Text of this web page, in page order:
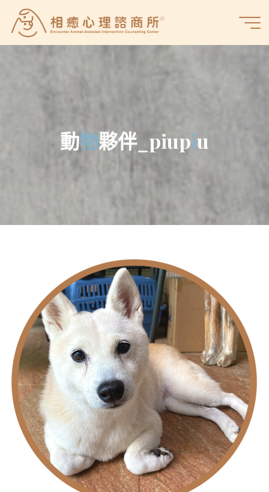
content
癒
動物
物夥伴_ piupi
iu